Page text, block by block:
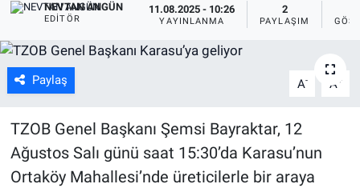
NEVTAN ANGÜN
EDITÖR
11.08.2025 - 10:26
YAYINLANMA
2
PAYLAŞIM
Paylaş A- A +
TZOB Genel Başkanı Şemsi Bayraktar, 12
Ağustos Salı günü saat 15:30’da Karasu’nun
Ortaköy Mahallesi’nde üreticilerle bir araya